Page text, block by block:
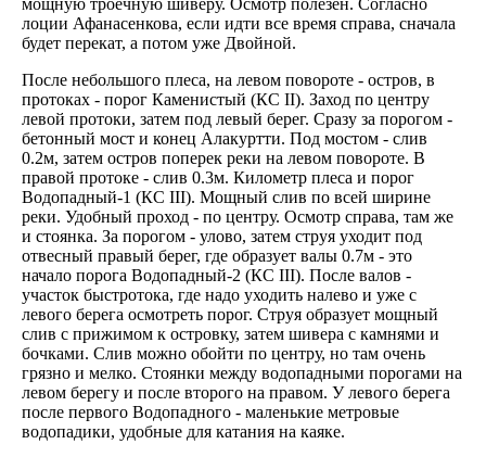
мощную троечную шиверу. Осмотр полезен. Согласно
лоции Афанасенкова, если идти все время справа, сначала
будет перекат, а потом уже Двойной.
После небольшого плеса, на левом повороте - остров, в
протоках - порог Каменистый (КС II). Заход по центру
левой протоки, затем под левый берег. Сразу за порогом -
бетонный мост и конец Алакуртти. Под мостом - слив
0.2м, затем остров поперек реки на левом повороте. В
правой протоке - слив 0.3м. Километр плеса и порог
Водопадный-1 (КС III). Мощный слив по всей ширине
реки. Удобный проход - по центру. Осмотр справа, там же
и стоянка. За порогом - улово, затем струя уходит под
отвесный правый берег, где образует валы 0.7м - это
начало порога Водопадный-2 (КС III). После валов -
участок быстротока, где надо уходить налево и уже с
левого берега осмотреть порог. Струя образует мощный
слив с прижимом к островку, затем шивера с камнями и
бочками. Слив можно обойти по центру, но там очень
грязно и мелко. Стоянки между водопадными порогами на
левом берегу и после второго на правом. У левого берега
после первого Водопадного - маленькие метровые
водопадики, удобные для катания на каяке.